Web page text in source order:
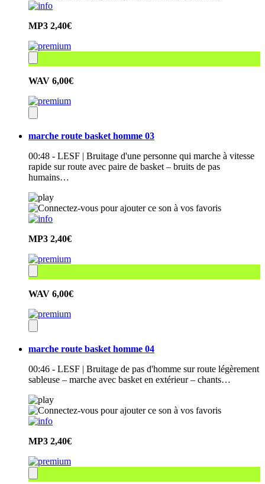
MP3 2,40€
WAV 6,00€
marche route basket homme 03
00:48 - LESF | Bruitage d'une personne qui marche à vitesse
rapide sur route avec paire de basket – bruits de pas
humains…
MP3 2,40€
WAV 6,00€
marche route basket homme 04
00:46 - LESF | Bruitage de pas d'homme sur route légèrement
sableuse – marche avec basket en extérieur – chants…
MP3 2,40€